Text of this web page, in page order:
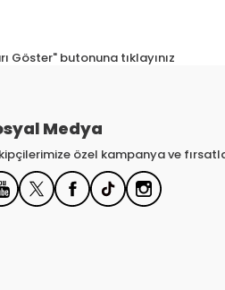
Göster" butonuna tıklayınız
Medya
özel kampanya ve